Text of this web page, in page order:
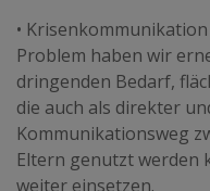
•
Problem haben wir
dringenden Bedarf,
die auch als direkter
Kommunikationsweg
Eltern genutzt werden
weiter einsetzen.